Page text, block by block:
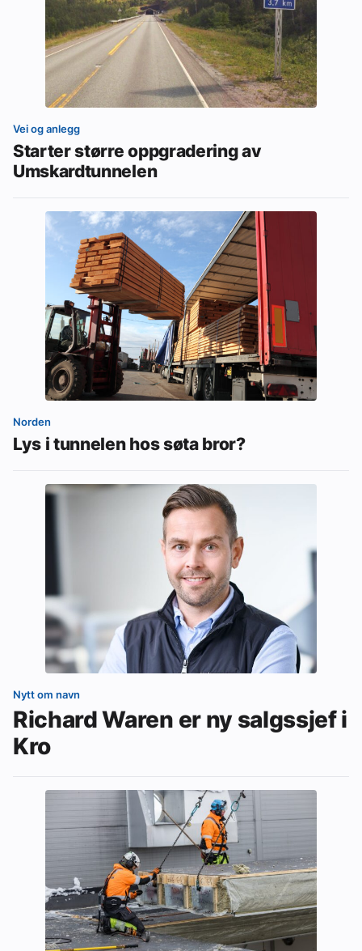
Vei og anlegg
Starter større oppgradering av
Umskardtunnelen
Norden
Lys i tunnelen hos søta bror?
Nytt om navn
Richard Waren er ny salgssjef i
Kro